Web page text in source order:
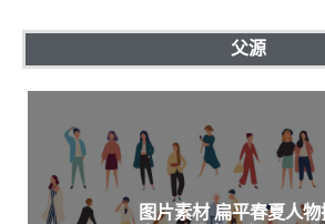
父源
图片素材 扁平春夏人物